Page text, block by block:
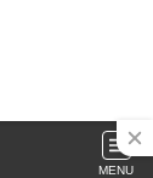
MENU